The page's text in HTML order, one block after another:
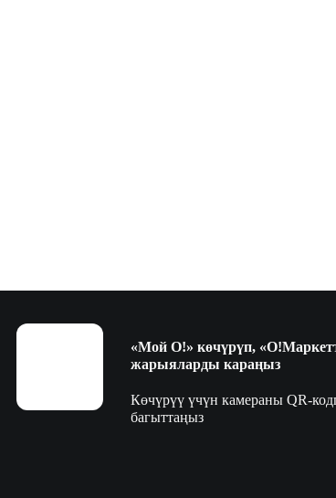
«Мой О!» көчүрүп,
жарыяларды караңыз
Көчүрүү үчүн камераны QR-
багыттаңыз